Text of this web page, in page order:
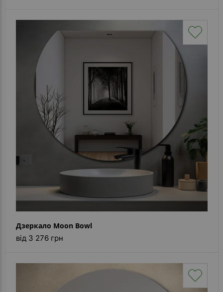
Дзеркало Moon Bowl
від 3 276 грн